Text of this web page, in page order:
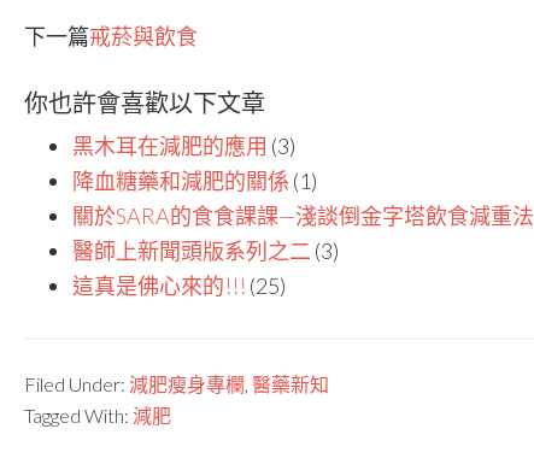
下一篇戒菸與飲食
你也許會喜歡以下文章
黑木耳在減肥的應用 (3)
降血糖藥和減肥的關係 (1)
關於SARA的食食課課—淺談倒金字塔飲食減重法
醫師上新聞頭版系列之二 (3)
這真是佛心來的!!! (25)
Filed Under: 減肥瘦身專欄, 醫藥新知
Tagged With: 減肥